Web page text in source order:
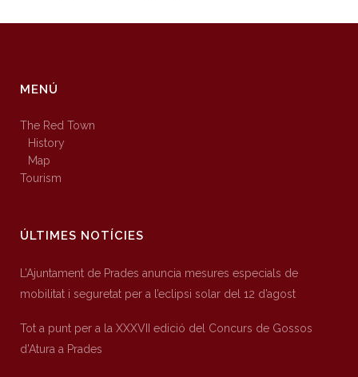
MENÚ
The Red Town
History
Map
Tourism
ÚLTIMES NOTÍCIES
L’Ajuntament de Prades anuncia mesures especials de
mobilitat i seguretat per a l’eclipsi solar del 12 d’agost
Tot a punt per a la XXXVII edició del Concurs de Gossos
d’Atura a Prades